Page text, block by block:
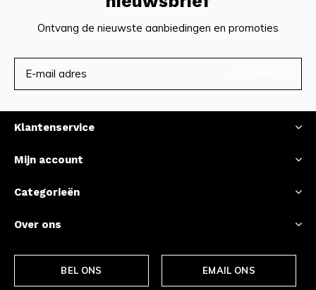
Ontvang de nieuwste aanbiedingen en promoties
Klantenservice
Mijn account
Categorieën
Over ons
BEL ONS EMAIL ONS